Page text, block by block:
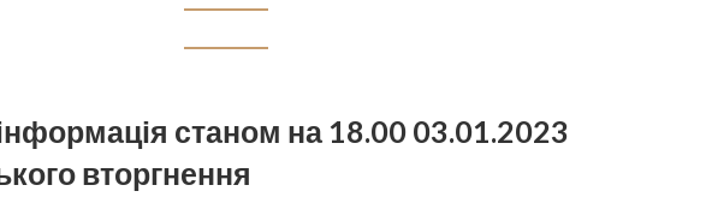
станом на 18.00 03.01.2023
вторгнення